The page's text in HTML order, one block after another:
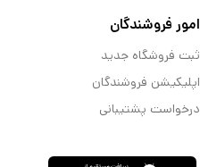
امور فروشندگان
ثبت فروشگاه جدید
اپلیکیشن فروشندگان
درخواست پشتیبانی